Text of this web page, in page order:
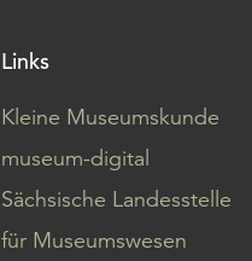
Links
Kleine Museumskunde
museum-digital
Sächsische Landesstelle
für Museumswesen